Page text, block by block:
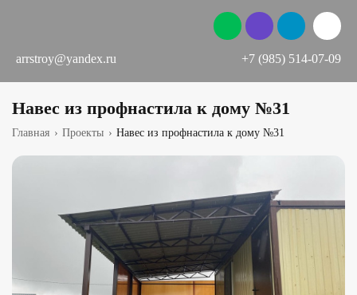
arrstroy@yandex.ru +7 (985) 514-07-09
Навес из профнастила к дому №31
Главная › Проекты › Навес из профнастила к дому №31